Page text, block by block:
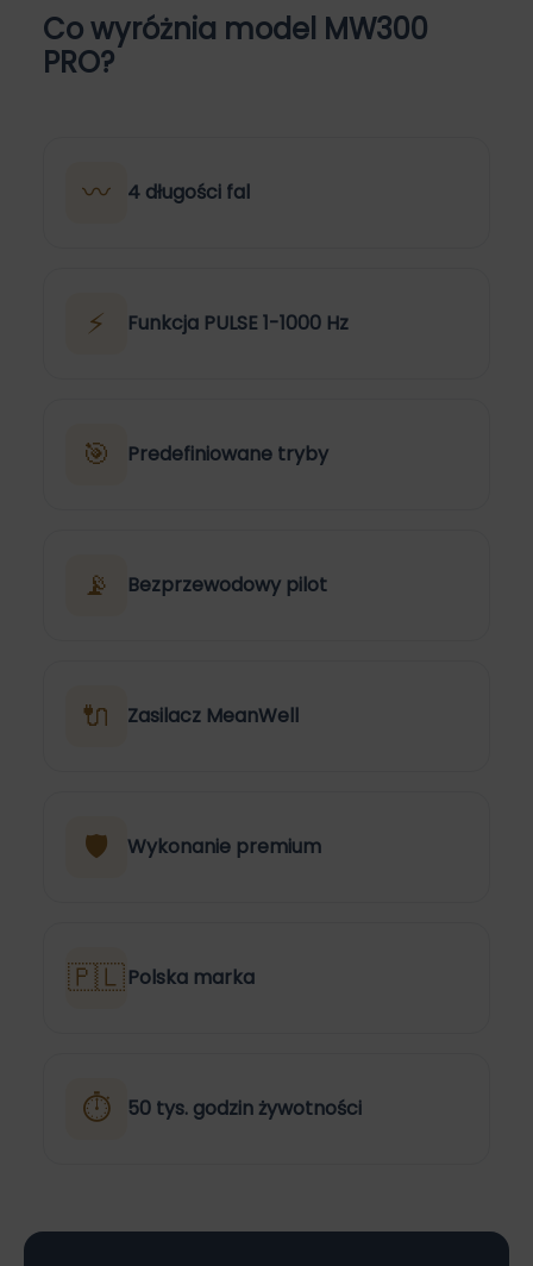
Co wyróżnia model MW300
PRO?
〰 4 długości fal
⚡ Funkcja PULSE 1-1000 Hz
🎯 Predefiniowane tryby
📡 Bezprzewodowy pilot
🔌 Zasilacz MeanWell
🛡 Wykonanie premium
🇵🇱Polska marka
⏱ 50 tys. godzin żywotności